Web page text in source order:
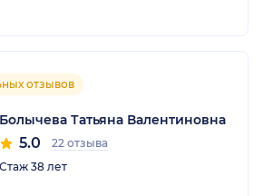
отзывов
Болычева Татьяна Валентиновна
5.0
22 отзыва
Стаж 38 лет